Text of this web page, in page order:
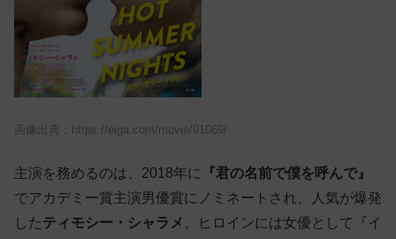
画像出典：https://eiga.com/movie/91069/
主演を務めるのは、2018年に
『君の名前で僕を呼んで』
でアカデミー賞主演男優賞にノミネートされ、人気が爆発
したティモシー・シャラメ 。ヒロインには女優として『イ